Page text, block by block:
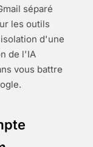
séparé
les outils
d'une
de l'IA
vous battre